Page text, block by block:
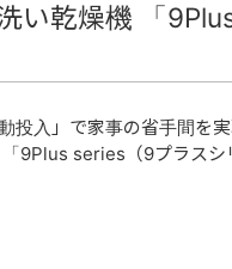
乾燥機 「
投入」で家事の省手間を
9Plus series（9プラス